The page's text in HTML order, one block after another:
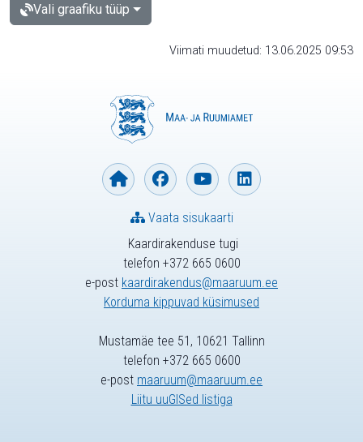
Vali graafiku tüüp
Viimati muudetud: 13.06.2025 09:53
Kaardirakenduse tugi
telefon +372 665 0600
e-post kaardirakendus@maaruum.ee
Korduma kippuvad küsimused
Vaata sisukaarti
Mustamäe tee 51, 10621 Tallinn
telefon +372 665 0600
e-post maaruum@maaruum.ee
Liitu uuGISed listiga